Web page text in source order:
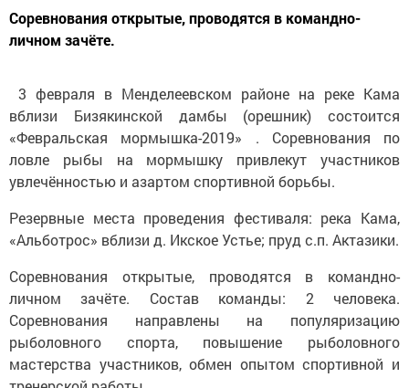
Соревнования открытые, проводятся в командно-
личном зачёте.
3 февраля в Менделеевском районе на реке Кама
вблизи Бизякинской дамбы (орешник) состоится
«Февральская мормышка-2019» . Соревнования по
ловле рыбы на мормышку привлекут участников
увлечённостью и азартом спортивной борьбы.
Резервные места проведения фестиваля: река Кама,
«Альботрос» вблизи д. Икское Устье; пруд с.п. Актазики.
Соревнования открытые, проводятся в командно-
личном зачёте. Состав команды: 2 человека.
Соревнования направлены на популяризацию
рыболовного спорта, повышение рыболовного
мастерства участников, обмен опытом спортивной и